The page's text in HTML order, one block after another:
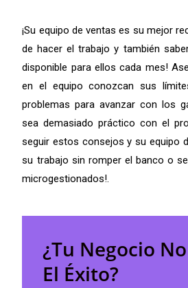
¡Su equipo de ventas es su mejor
de hacer el trabajo y también
disponible para ellos cada mes!
en el equipo conozcan sus
problemas para avanzar con los
sea demasiado práctico con el
seguir estos consejos y su equipo
su trabajo sin romper el banco o
microgestionados!.
¿Tu Negocio
El Éxito?